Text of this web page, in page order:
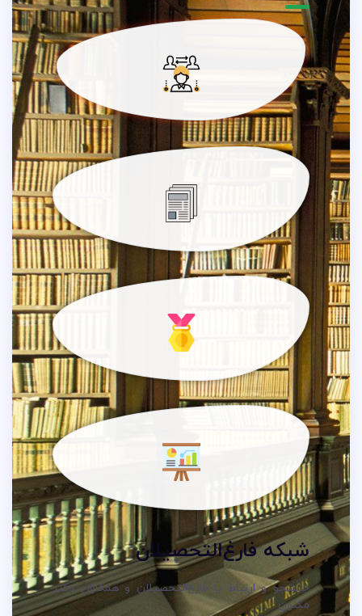
شبکه فارغ‌التحصیلان
جستجو و ارتباط با فارغ‌التحصیلان و همکاران دکتر
مکنون